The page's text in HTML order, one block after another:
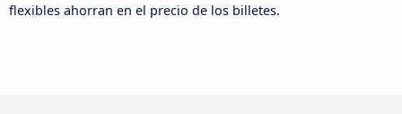
flexibles ahorran en el precio de los billetes.